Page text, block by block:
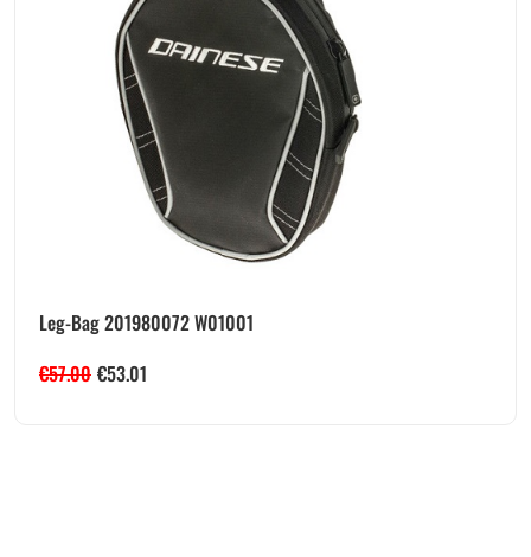
Leg-Bag 201980072 W01001
€57.00 €53.01